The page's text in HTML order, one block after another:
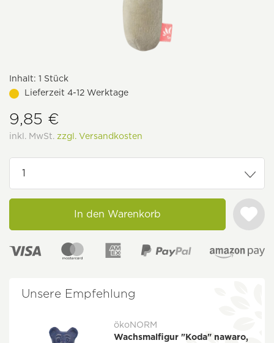
Inhalt: 1 Stück
Lieferzeit 4-12 Werktage
9,85 €
inkl. MwSt. zzgl. Versandkosten
In den Warenkorb
Unsere Empfehlung
ökoNORM
Wachsmalfigur "Koda" nawaro,